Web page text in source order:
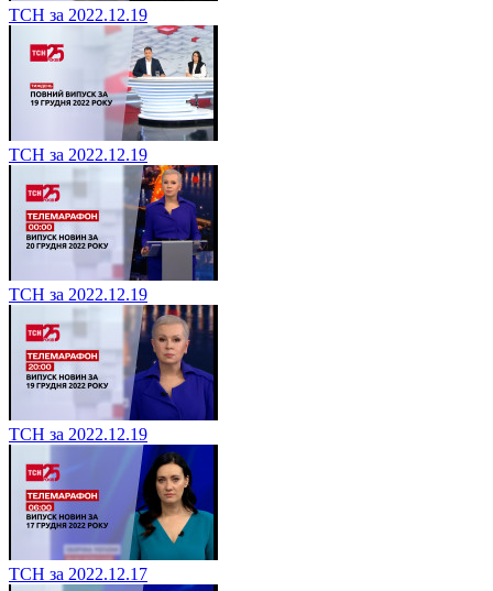
ТСН за 2022.12.19
ТСН за 2022.12.19
ТСН за 2022.12.19
ТСН за 2022.12.19
ТСН за 2022.12.17